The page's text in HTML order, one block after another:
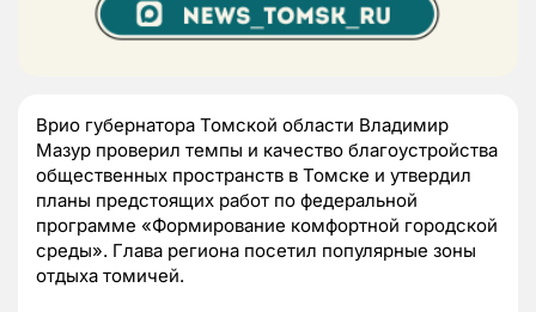
Врио губернатора Томской области Владимир
Мазур проверил темпы и качество благоустройства
общественных пространств в Томске и утвердил
планы предстоящих работ по федеральной
программе «Формирование комфортной городской
среды». Глава региона посетил популярные зоны
отдыха томичей.